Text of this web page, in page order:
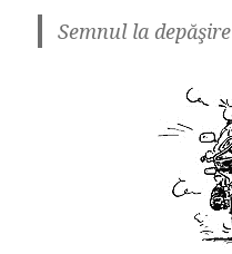
Semnul la depăşire